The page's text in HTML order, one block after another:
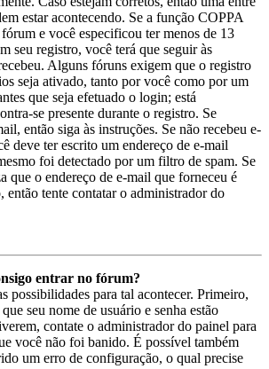
estar acontecendo. Se a função COPPA
e você especificou ter menos de 13
seu registro, você terá que seguir às
Alguns fóruns exigem que o registro
seja ativado, tanto por você como por um
que seja efetuado o login; está
se presente durante o registro. Se
então siga às instruções. Se não recebeu e-
deve ter escrito um endereço de e-mail
foi detectado por um filtro de spam. Se
que o endereço de e-mail que forneceu é
então tente contatar o administrador do
entrar no fórum?
possibilidades para tal acontecer. Primeiro,
seu nome de usuário e senha estão
contate o administrador do painel para
você não foi banido. É possível também
um erro de configuração, o qual precise